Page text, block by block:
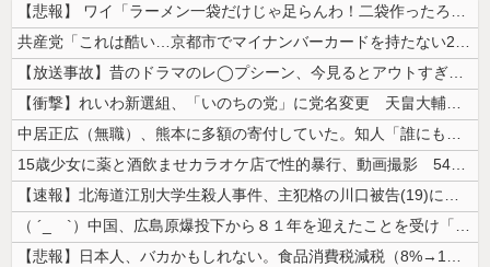
【悲報】 ワイ「ラーメン一袋だけじゃ足らんわ！二袋作ったろ！」→結果ｗ...
共産党「これは酷い…京都市でマイナンバーカードを持たない29万人がポイ...
【放送事故】昔のドラマのレ◯プシーン、今見るとアウトすぎる・・・
【衝撃】れいわ新選組、「いのちの党」に党名変更 天畠大輔氏が共同代表へ
中居正広（無職）、熊本に多額の寄付していた。知人「誰にも知られなくても...
15歳少女に薬と酒飲ませカラオケ店で性的暴行、動画撮影 54歳無職を再...
【速報】北海道江別大学生殺人事件、主犯格の川口被告(19)に無期懲役の...
（ ´_ゝ`）中国、広島原爆投下から８１年を迎えたことを受け「日本は原...
【悲報】日本人、バカかもしれない。食品消費税減税（8%→1%）に93....